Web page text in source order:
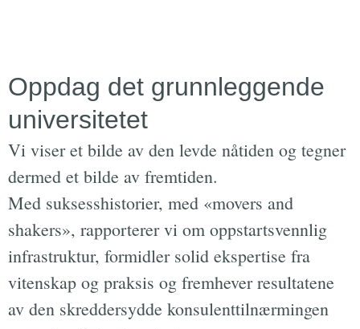
Oppdag det grunnleggende
universitetet
Vi viser et bilde av den levde nåtiden og tegner
dermed et bilde av fremtiden.
Med suksesshistorier, med «movers and
shakers», rapporterer vi om oppstartsvennlig
infrastruktur, formidler solid ekspertise fra
vitenskap og praksis og fremhever resultatene
av den skreddersydde konsulenttilnærmingen